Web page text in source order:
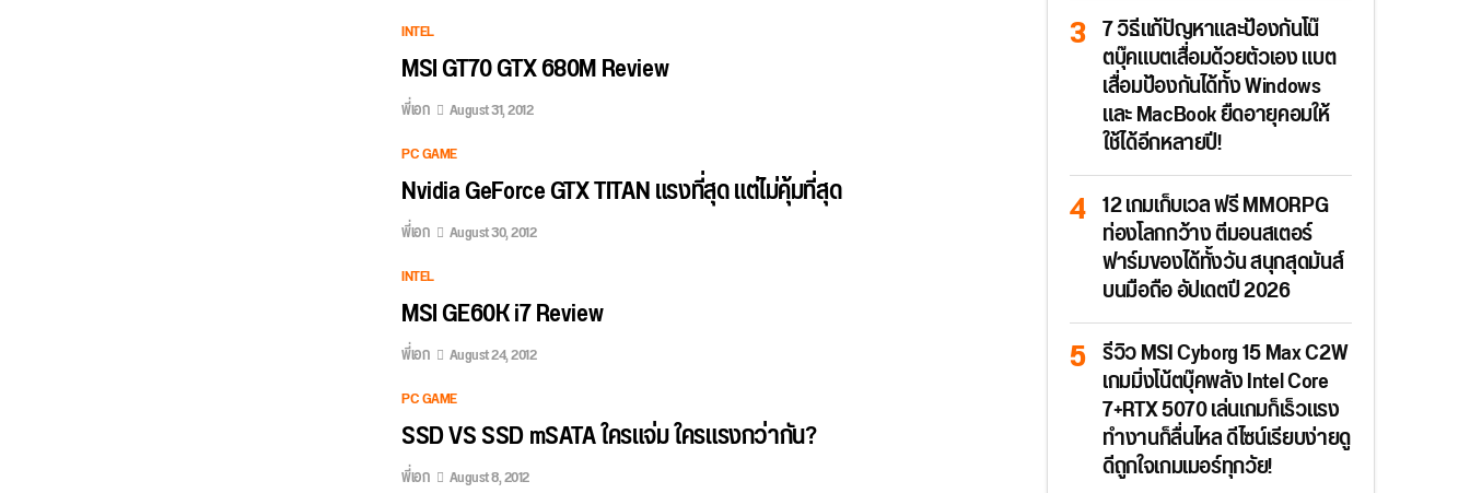
INTEL
MSI GT70 GTX 680M Review
พี่เอก
August 31, 2012
PC GAME
Nvidia GeForce GTX TITAN แรงที่สุด แต่ไม่คุ้มที่สุด
พี่เอก
August 30, 2012
INTEL
MSI GE60K i7 Review
พี่เอก
August 24, 2012
PC GAME
SSD VS SSD mSATA ใครแจ่ม ใครแรงกว่ากัน?
พี่เอก
August 8, 2012
7 วิธีแก้ปัญหาและป้องกันโน๊
ตบุ๊คแบตเสื่อมด้วยตัวเอง แบต
เสื่อมป้องกันได้ทั้ง Windows
และ MacBook ยืดอายุคอมให้
ใช้ได้อีกหลายปี!
12 เกมเก็บเวล ฟรี MMORPG
ท่องโลกกว้าง ตีมอนสเตอร์
ฟาร์มของได้ทั้งวัน สนุกสุดมันส์
บนมือถือ อัปเดตปี 2026
รีวิว MSI Cyborg 15 Max C2W
เกมมิ่งโน้ตบุ๊คพลัง Intel Core
7+RTX 5070 เล่นเกมก็เร็วแรง
ทำงานก็ลื่นไหล ดีไซน์เรียบง่ายดู
ดีถูกใจเกมเมอร์ทุกวัย!